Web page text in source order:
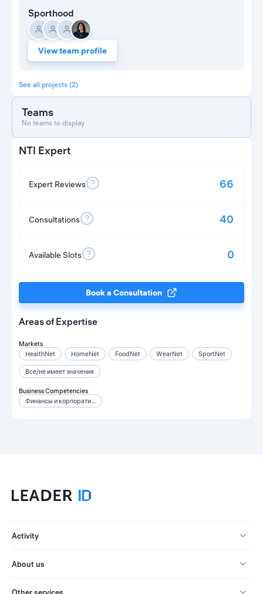
Sporthood
View team profile
See all projects (2)
Teams
No teams to display
NTI Expert
Expert Reviews 66
Consultations 40
Available Slots 0
Book a Consultation
Areas of Expertise
Markets
HealthNet
HomeNet FoodNet WearNet SportNet
Все/не имеет значения
Business Competencies
Финансы и корпоративное развитие
Activity
About us
Other services